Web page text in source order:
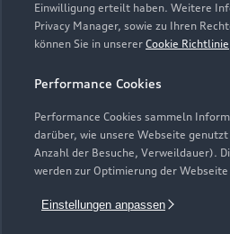
Einwilligung erteilt haben. Weitere
Privacy Manager, sowie zu Ihren
können Sie in unserer Cookie Richtlinie
Performance Cookies
Performance Cookies sammeln
darüber, wie unsere Webseite
Anzahl der Besuche, Verweildauer).
werden zur Optimierung der
Einstellungen anpassen
Modelle
Elektromodelle
Plug-in-Hybride
Neuwagensuche
Gebrauchtwagensuche
Service & Zubehör
Saisonale Angebote
Audi Services
Support
Über Audi